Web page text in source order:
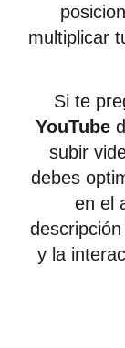
multiplicar
Si te
YouTube
subir
debes
en el
y la